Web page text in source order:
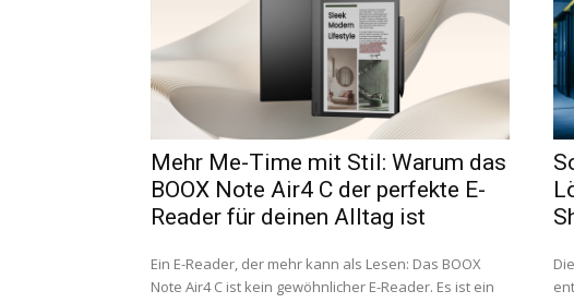
Mehr Me-Time mit Stil: Warum das
BOOX Note Air4 C der perfekte E-
Reader für deinen Alltag ist
Ein E-Reader, der mehr kann als Lesen: Das BOOX
Note Air4 C ist kein gewöhnlicher E-Reader. Es ist ein